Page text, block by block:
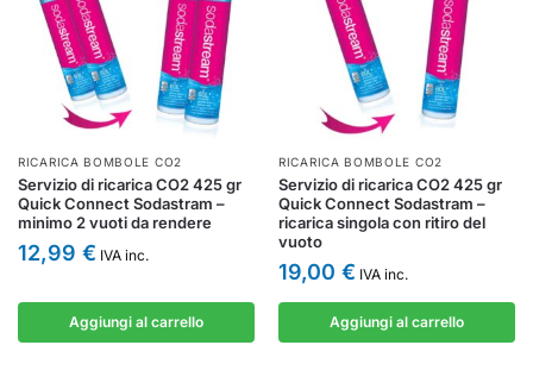
RICARICA BOMBOLE CO2
Servizio di ricarica CO2 425 gr
Quick Connect Sodastram –
minimo 2 vuoti da rendere
12,99 € IVA inc.
Aggiungi al carrello
RICARICA BOMBOLE CO2
Servizio di ricarica CO2 425 gr
Quick Connect Sodastram –
ricarica singola con ritiro del
vuoto
19,00 € IVA inc.
Aggiungi al carrello